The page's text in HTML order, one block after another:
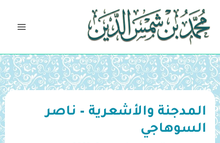
تخطي
المحتوى
المدجنة والأشعرية – ناصر
السوهاجي